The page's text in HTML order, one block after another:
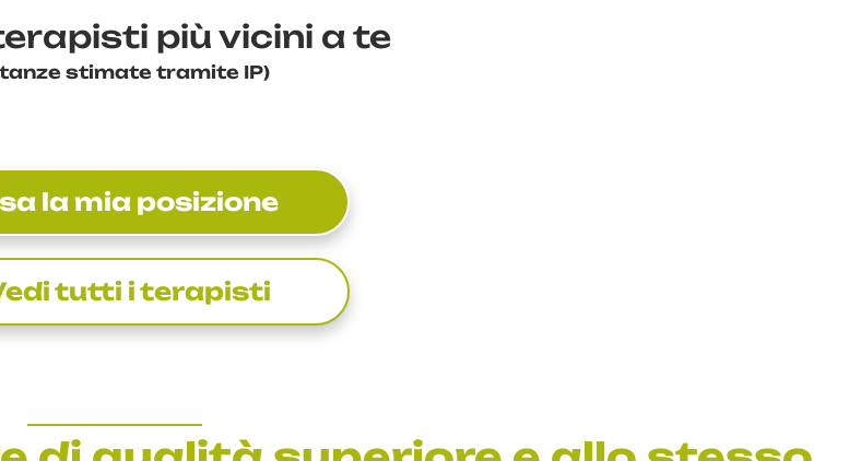
più vicini a te
stimate tramite IP)
la mia posizione
tutti i terapisti